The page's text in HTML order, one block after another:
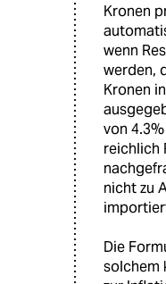
Kronen
wenn
werden,
Kronen
von
reichlich
nicht zu
Die
solchem